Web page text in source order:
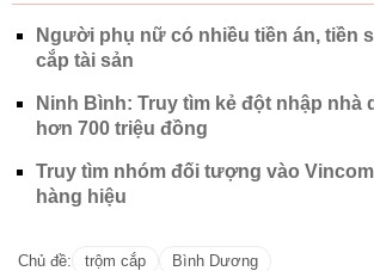
Người phụ nữ có nhiều tiền án, tiền
cắp tài sản
Ninh Bình: Truy tìm kẻ đột nhập nhà
hơn 700 triệu đồng
Truy tìm nhóm đối tượng vào
hàng hiệu
Chủ đề: trộm cắp Bình Dương